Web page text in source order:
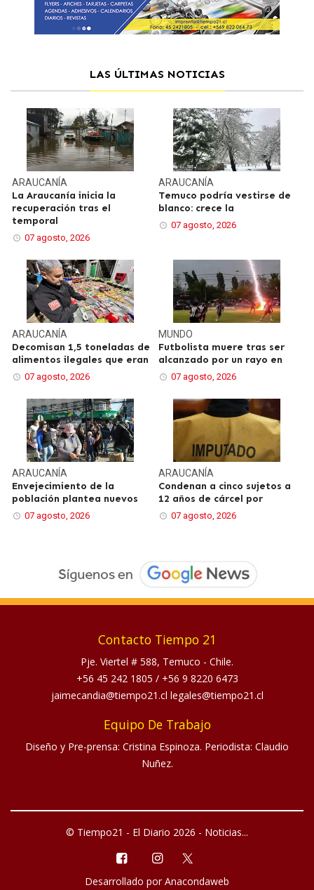
LAS ÚLTIMAS NOTICIAS
ARAUCANÍA
La Araucanía inicia la
recuperación tras el
temporal
07 agosto, 2026
ARAUCANÍA
Temuco podría vestirse de
blanco: crece la
07 agosto, 2026
ARAUCANÍA
Decomisan 1,5 toneladas de
alimentos ilegales que eran
07 agosto, 2026
MUNDO
Futbolista muere tras ser
alcanzado por un rayo en
07 agosto, 2026
ARAUCANÍA
Envejecimiento de la
población plantea nuevos
07 agosto, 2026
ARAUCANÍA
Condenan a cinco sujetos a
12 años de cárcel por
07 agosto, 2026
Contacto Tiempo 21
Pje. Viertel # 588, Temuco - Chile.
+56 45 242 1805 / +56 9 8220 6473
jaimecandia@tiempo21.cl legales@tiempo21.cl
Equipo De Trabajo
Diseño y Pre-prensa: Cristina Espinoza. Periodista: Claudio
Nuñez.
© Tiempo21 - El Diario 2026 - Noticias...
Desarrollado por Anacondaweb